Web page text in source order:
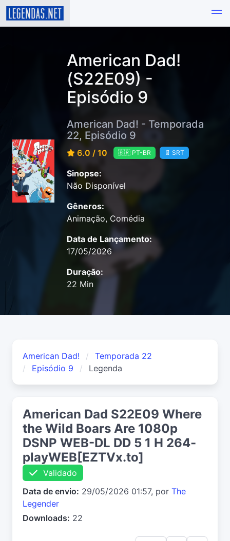
American Dad!
(S22E09) -
Episódio 9
American Dad! - Temporada
22, Episódio 9
6.0 / 10 🇧🇷 PT-BR 📄 SRT
Sinopse:
Não Disponível
Gêneros:
Animação, Comédia
Data de Lançamento:
17/05/2026
Duração:
22 Min
American Dad!
Temporada 22
Episódio 9
Legenda
American Dad S22E09 Where
the Wild Boars Are 1080p
DSNP WEB-DL DD 5 1 H 264-
playWEB[EZTVx.to]
Validado
Data de envio: 29/05/2026 01:57, por The
Legender
Downloads: 22